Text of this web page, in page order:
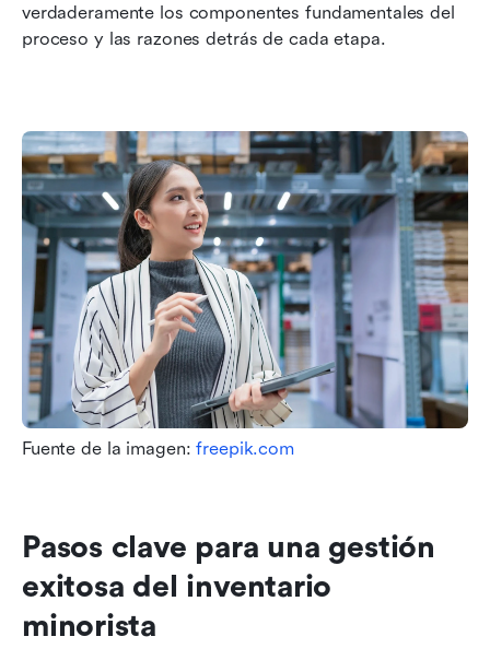
verdaderamente los componentes fundamentales del
proceso y las razones detrás de cada etapa.
Fuente de la imagen: freepik.com
Pasos clave para una gestión
exitosa del inventario
minorista